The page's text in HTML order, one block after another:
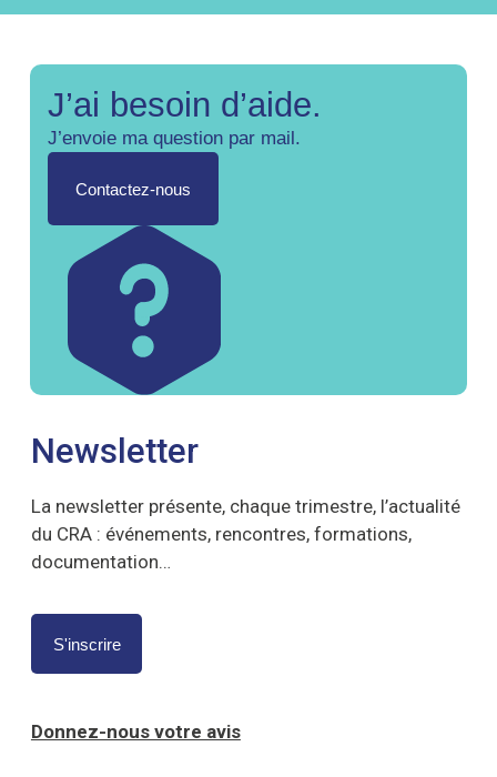
J’ai besoin d’aide.
J’envoie ma question par mail.
Contactez-nous
Newsletter
La newsletter présente, chaque trimestre, l’actualité
du CRA : événements, rencontres, formations,
documentation…
S'inscrire
Donnez-nous votre avis